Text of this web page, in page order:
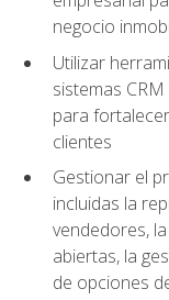
negocio
Utilizar
sistemas
para
clientes
Gestionar el
incluidas la
vendedores,
abiertas, la
de opciones